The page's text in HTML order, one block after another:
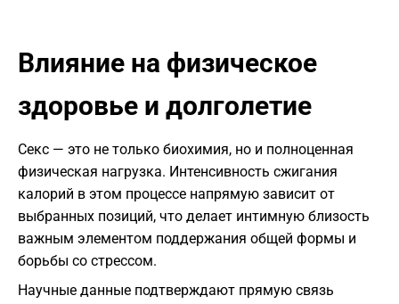
​Влияние на физическое
здоровье и долголетие
​Секс — это не только биохимия, но и полноценная
физическая нагрузка. Интенсивность сжигания
калорий в этом процессе напрямую зависит от
выбранных позиций, что делает интимную близость
важным элементом поддержания общей формы и
борьбы со стрессом.
​Научные данные подтверждают прямую связь